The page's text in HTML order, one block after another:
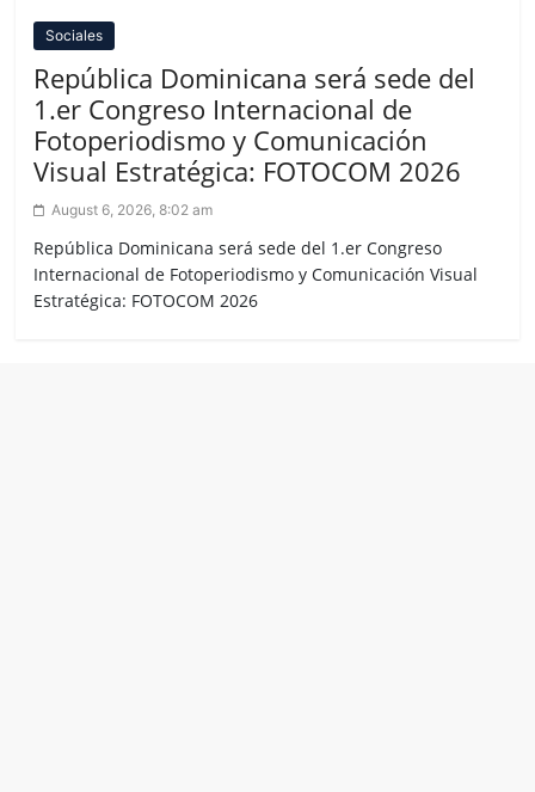
Sociales
República Dominicana será sede del
1.er Congreso Internacional de
Fotoperiodismo y Comunicación
Visual Estratégica: FOTOCOM 2026
August 6, 2026, 8:02 am
República Dominicana será sede del 1.er Congreso
Internacional de Fotoperiodismo y Comunicación Visual
Estratégica: FOTOCOM 2026